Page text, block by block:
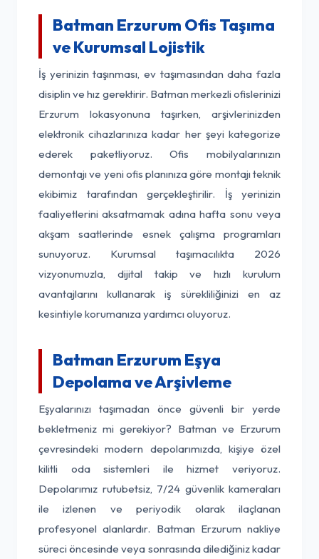
Batman Erzurum Ofis Taşıma
ve Kurumsal Lojistik
İş yerinizin taşınması, ev taşımasından daha fazla
disiplin ve hız gerektirir. Batman merkezli ofislerinizi
Erzurum lokasyonuna taşırken, arşivlerinizden
elektronik cihazlarınıza kadar her şeyi kategorize
ederek paketliyoruz. Ofis mobilyalarınızın
demontajı ve yeni ofis planınıza göre montajı teknik
ekibimiz tarafından gerçekleştirilir. İş yerinizin
faaliyetlerini aksatmamak adına hafta sonu veya
akşam saatlerinde esnek çalışma programları
sunuyoruz. Kurumsal taşımacılıkta 2026
vizyonumuzla, dijital takip ve hızlı kurulum
avantajlarını kullanarak iş sürekliliğinizi en az
kesintiyle korumanıza yardımcı oluyoruz.
Batman Erzurum Eşya
Depolama ve Arşivleme
Eşyalarınızı taşımadan önce güvenli bir yerde
bekletmeniz mi gerekiyor? Batman ve Erzurum
çevresindeki modern depolarımızda, kişiye özel
kilitli oda sistemleri ile hizmet veriyoruz.
Depolarımız rutubetsiz, 7/24 güvenlik kameraları
ile izlenen ve periyodik olarak ilaçlanan
profesyonel alanlardır. Batman Erzurum nakliye
süreci öncesinde veya sonrasında dilediğiniz kadar